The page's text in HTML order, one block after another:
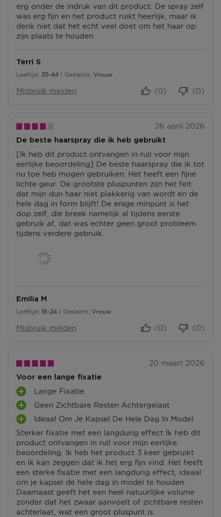
erg onder de indruk van dit product. De spray zelf
was erg fijn en het product ruikt heerlijk, maar ik
denk niet dat het echt veel doet om het haar op
zijn plaats te houden
Terri S
Leeftijd
35 tot 4435-44 Geslacht Vrouw
Misbruik melden (0)
(0)
26 april 2026
De beste haarspray die ik heb gebruikt
[Ik heb dit product ontvangen in ruil voor mijn
eerlijke beoordeling] De beste haarspray die ik tot
nu toe heb mogen gebruiken. Het heeft een fijne
lichte geur. De grootste pluspunten zijn het feit
dat mijn dun haar niet plakkerig van wordt en de
hele dag in form blijft! De enige minpunt is het
dop zelf, die breek namelijk al tijdens eerste
gebruik af, dat was echter geen groot probleem
tijdens verdere gebruik.
Emilia M
Leeftijd
18 tot 24 18-24 Geslacht Vrouw
Misbruik melden (0)
(0)
20 maart 2026
Voor een lange fixatie
Sterker fixatie met een langdurig effect Ik heb dit
product ontvangen in ruil voor mijn eerlijke
beoordeling. Ik heb het product 3 keer gebruikt
en ik kan zeggen dat ik het erg fijn vind. Het heeft
een sterke fixatie met een langdurig effect, ideaal
om je kapsel de hele dag in model te houden.
Daarnaast geeft het een heel natuurlijke volume
zonder dat het zwaar aanvoelt of zichtbare resten
achterlaat, wat een groot pluspunt is.
P
L
U
S
P
U
N
T
E
N
Lange Fixatie
P
L
U
P
E
Geen Zichtbare Resten Achtergelaat
P
L
U
S
P
U
N
T
E
N
Ideaal Om Je Kapsel De Hele Dag In Model